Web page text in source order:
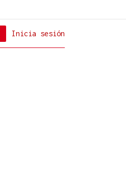
Inicia sesión